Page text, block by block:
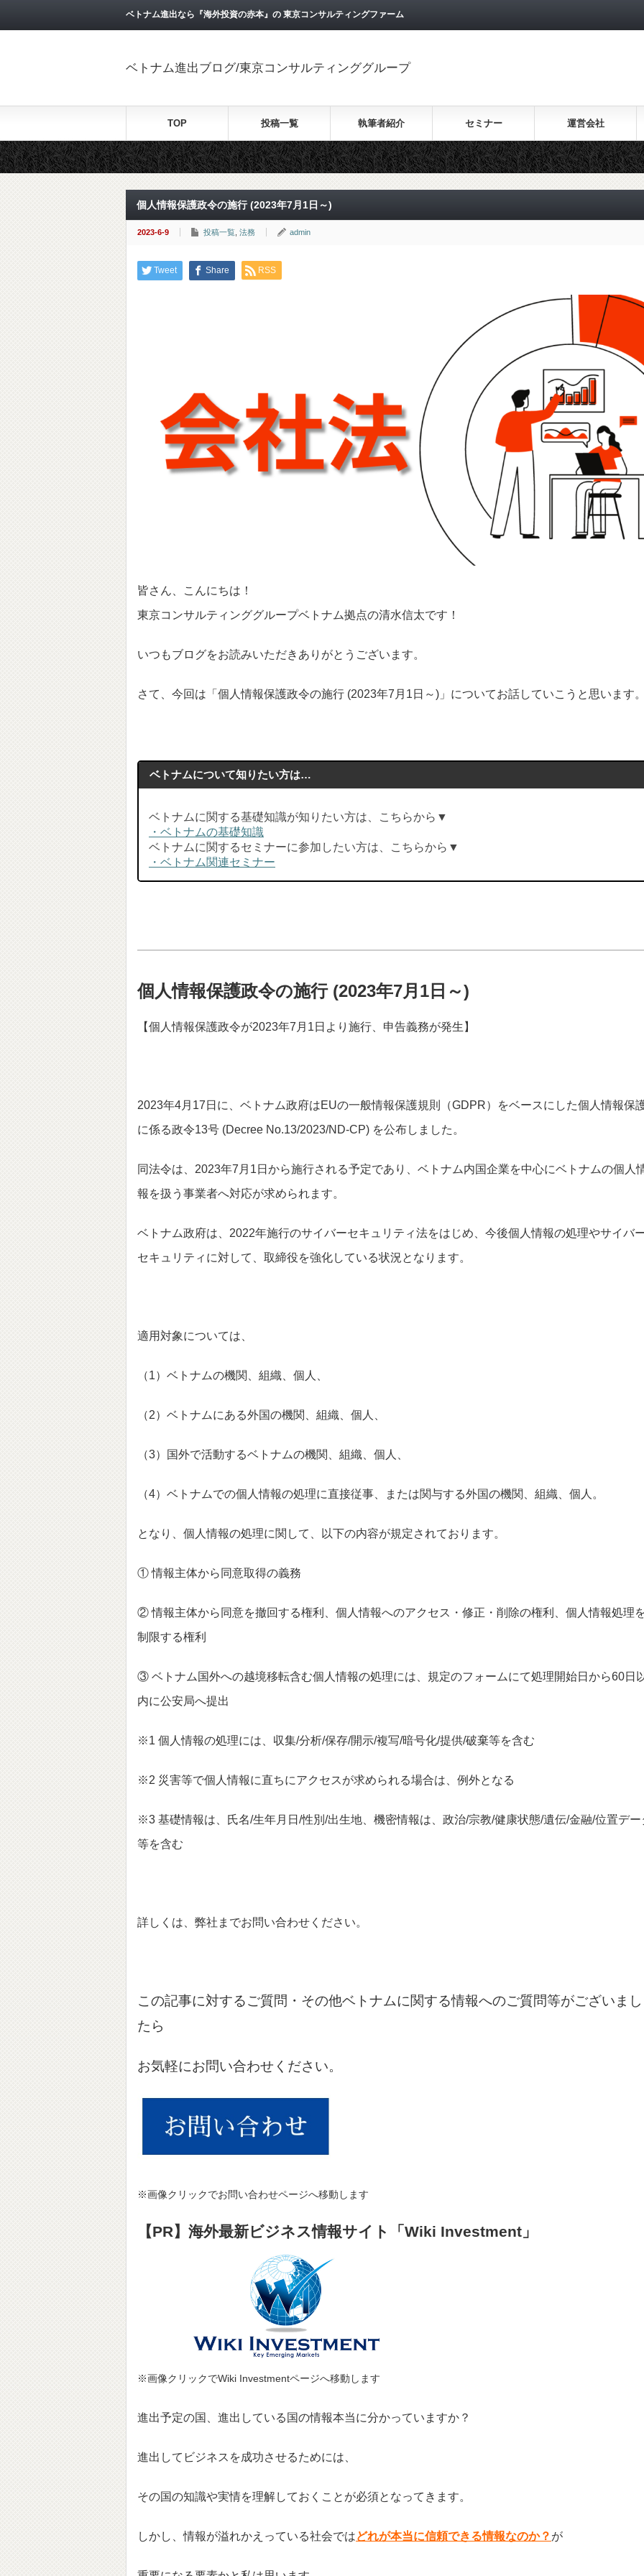
ベトナム進出なら『海外投資の赤本』の 東京コンサルティングファーム
ベトナム進出ブログ/東京コンサルティンググループ
TOP 投稿一覧 執筆者紹介 セミナー 運営会社
個人情報保護政令の施行 (2023年7月1日～)
2023-6-9 投稿一覧 法務 admin
Tweet Share RSS
皆さん、こんにちは！
東京コンサルティンググループベトナム拠点の清水信太です！
いつもブログをお読みいただきありがとうございます。
さて、今回は「個人情報保護政令の施行 (2023年7月1日～)」についてお話していこうと思います。
ベトナムについて知りたい方は…
ベトナムに関する基礎知識が知りたい方は、こちらから▼
・ベトナムの基礎知識
ベトナムに関するセミナーに参加したい方は、こちらから▼
・ベトナム関連セミナー
個人情報保護政令の施行 (2023年7月1日～)
【個人情報保護政令が2023年7月1日より施行、申告義務が発生】
2023年4月17日に、ベトナム政府はEUの一般情報保護規則（GDPR）をベースにした個人情報保
に係る政令13号 (Decree No.13/2023/ND-CP) を公布しました。
同法令は、2023年7月1日から施行される予定であり、ベトナム内国企業を中心にベトナムの個人
報を扱う事業者へ対応が求められます。
ベトナム政府は、2022年施行のサイバーセキュリティ法をはじめ、今後個人情報の処理やサイバ
セキュリティに対して、取締役を強化している状況となります。
適用対象については、
（1）ベトナムの機関、組織、個人、
（2）ベトナムにある外国の機関、組織、個人、
（3）国外で活動するベトナムの機関、組織、個人、
（4）ベトナムでの個人情報の処理に直接従事、または関与する外国の機関、組織、個人。
となり、個人情報の処理に関して、以下の内容が規定されております。
① 情報主体から同意取得の義務
② 情報主体から同意を撤回する権利、個人情報へのアクセス・修正・削除の権利、個人情報処理
制限する権利
③ ベトナム国外への越境移転含む個人情報の処理には、規定のフォームにて処理開始日から60日
内に公安局へ提出
※1 個人情報の処理には、収集/分析/保存/開示/複写/暗号化/提供/破棄等を含む
※2 災害等で個人情報に直ちにアクセスが求められる場合は、例外となる
※3 基礎情報は、氏名/生年月日/性別/出生地、機密情報は、政治/宗教/健康状態/遺伝/金融/位置デー
等を含む
詳しくは、弊社までお問い合わせください。
この記事に対するご質問・その他ベトナムに関する情報へのご質問等がございまし
たら
お気軽にお問い合わせください。
※画像クリックでお問い合わせページへ移動します
【PR】海外最新ビジネス情報サイト「Wiki Investment」
※画像クリックでWiki Investmentページへ移動します
進出予定の国、進出している国の情報本当に分かっていますか？
進出してビジネスを成功させるためには、
その国の知識や実情を理解しておくことが必須となってきます。
しかし、情報が溢れかえっている社会ではどれが本当に信頼できる情報なのか？ が